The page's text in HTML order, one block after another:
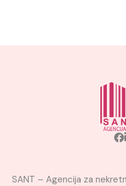
SANT – Agencija za